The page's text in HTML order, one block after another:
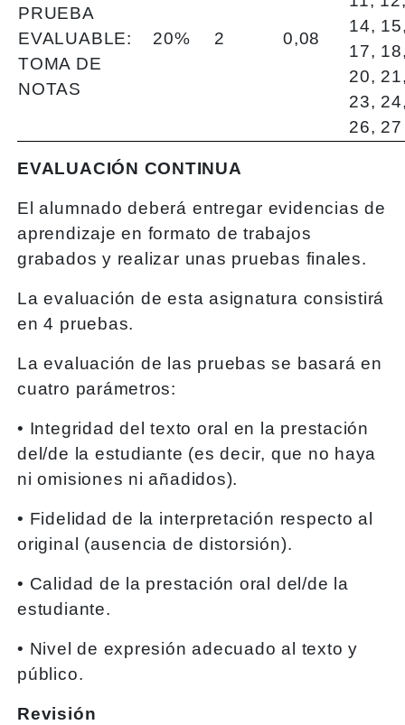
PRUEBA
EVALUABLE:
TOMA DE
NOTAS
20% 2 0,08
14,
17,
20,
23,
26, 27
EVALUACIÓN CONTINUA
El alumnado deberá entregar evidencias de
aprendizaje en formato de trabajos
grabados y realizar unas pruebas finales.
La evaluación de esta asignatura consistirá
en 4 pruebas.
La evaluación de las pruebas se basará en
cuatro parámetros:
• Integridad del texto oral en la prestación
del/de la estudiante (es decir, que no haya
ni omisiones ni añadidos).
• Fidelidad de la interpretación respecto al
original (ausencia de distorsión).
• Calidad de la prestación oral del/de la
estudiante.
• Nivel de expresión adecuado al texto y
público.
Revisión